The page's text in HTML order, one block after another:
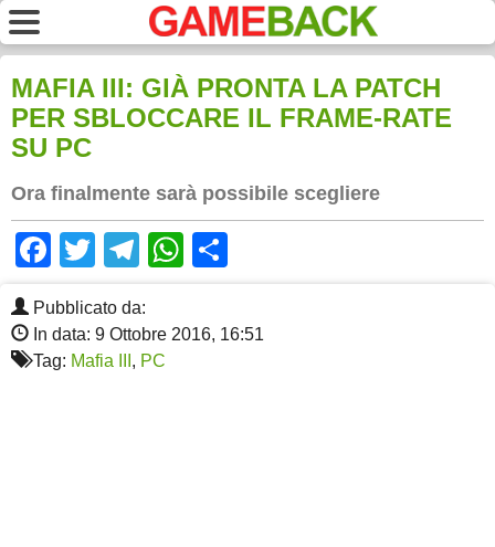
MAFIA III: GIÀ PRONTA LA PATCH
PER SBLOCCARE IL FRAME-RATE
SU PC
Ora finalmente sarà possibile scegliere
Facebook
TwitterTelegram
WhatsApp
Pubblicato da:
In data: 9 Ottobre 2016, 16:51
Tag: Mafia III , PC